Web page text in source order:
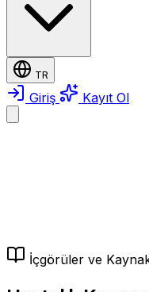
TR
Giriş Kayıt Ol
İçgörüler ve